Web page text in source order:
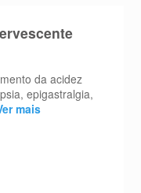
da acidez
epigastralgia,
mais